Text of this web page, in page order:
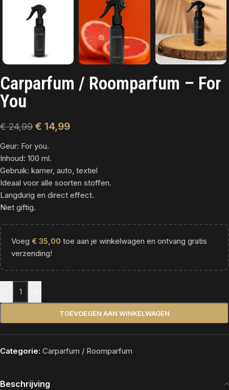
Carparfum / Roomparfum – For
You
€24,99 € 14,99
Geur: For you.
Inhoud: 100 ml.
Gebruik: kamer, auto, textiel
Ideaal voor alle soorten stoffen.
Langdurig en direct effect.
Niet giftig.
Voeg € 35,00 toe aan je winkelwagen en ontvang gratis
verzending!
TOEVOEGEN AAN WINKELWAGEN
Alternative:
Categorie: Carparfum / Roomparfum
Beschrijving